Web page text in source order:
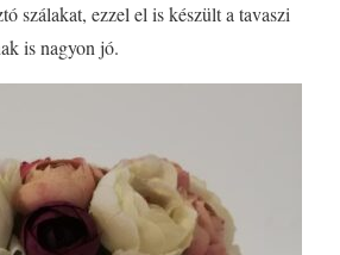
szálakat, ezzel el is készült a tavaszi
is nagyon jó.